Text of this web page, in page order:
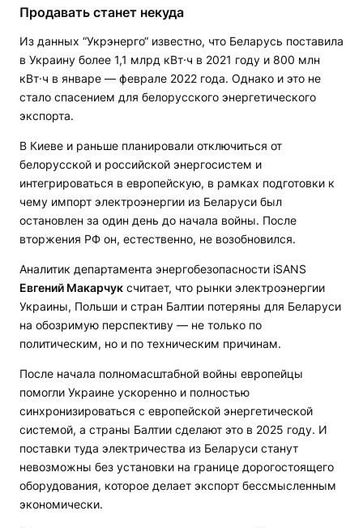
Продавать станет некуда
Из данных “Укрэнерго“ известно, что Беларусь поставила
в Украину более 1,1 млрд кВт·ч в 2021 году и 800 млн
кВт·ч в январе — феврале 2022 года. Однако и это не
стало спасением для белорусского энергетического
экспорта.
В Киеве и раньше планировали отключиться от
белорусской и российской энергосистем и
интегрироваться в европейскую, в рамках подготовки к
чему импорт электроэнергии из Беларуси был
остановлен за один день до начала войны. После
вторжения РФ он, естественно, не возобновился.
Аналитик департамента энергобезопасности iSANS
Евгений Макарчук считает, что рынки электроэнергии
Украины, Польши и стран Балтии потеряны для Беларуси
на обозримую перспективу — не только по
политическим, но и по техническим причинам.
После начала полномасштабной войны европейцы
помогли Украине ускоренно и полностью
синхронизироваться с европейской энергетической
системой, а страны Балтии сделают это в 2025 году. И
поставки туда электричества из Беларуси станут
невозможны без установки на границе дорогостоящего
оборудования, которое делает экспорт бессмысленным
экономически.